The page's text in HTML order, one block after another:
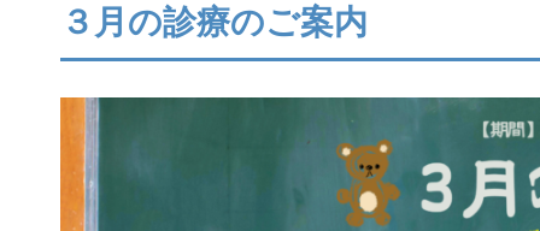
３月の診療のご案内